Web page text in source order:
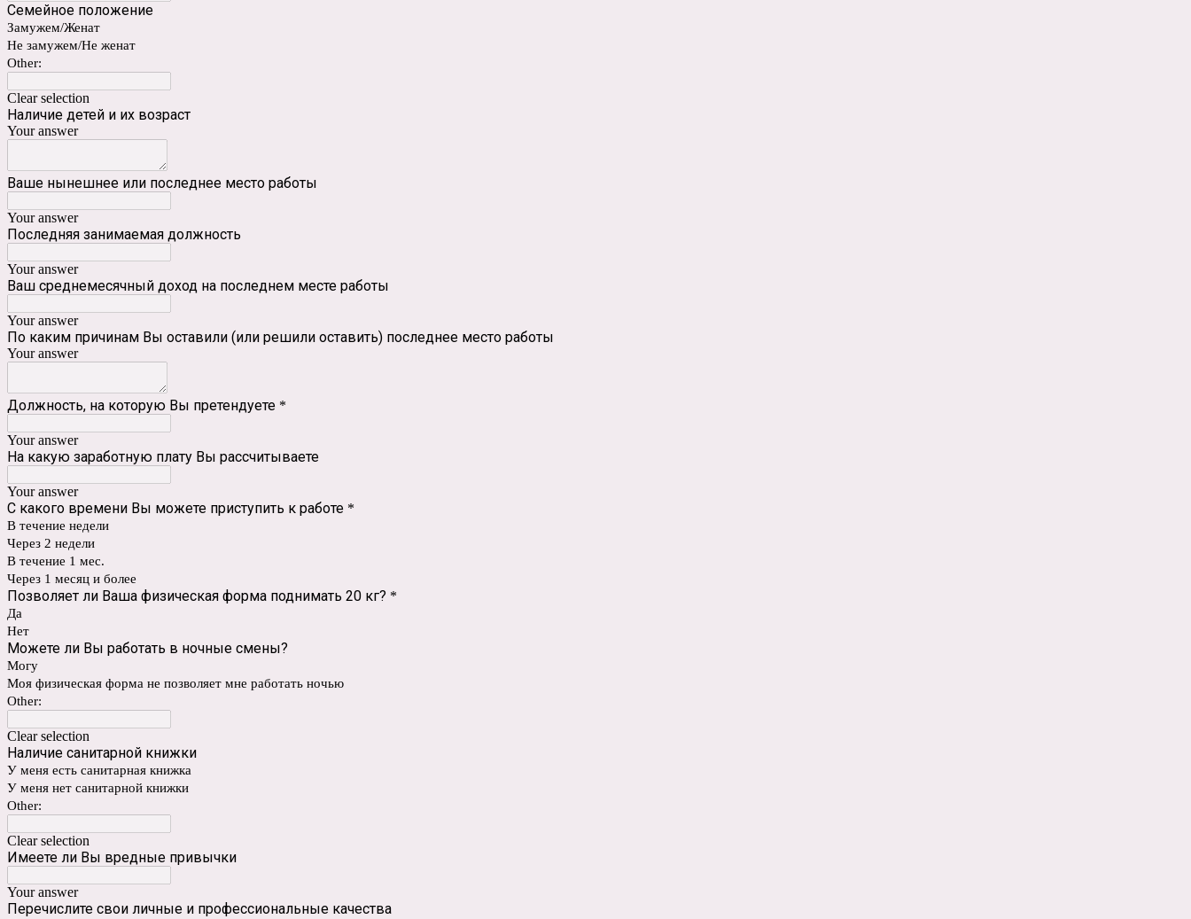
Семейное положение
Замужем/Женат
Не замужем/Не женат
Other:
Clear selection
Наличие детей и их возраст
Your answer
Ваше нынешнее или последнее место работы
Your answer
Последняя занимаемая должность
Your answer
Ваш среднемесячный доход на последнем месте работы
Your answer
По каким причинам Вы оставили (или решили оставить) последнее место работы
Your answer
Должность, на которую Вы претендуете *
Your answer
На какую заработную плату Вы рассчитываете
Your answer
С какого времени Вы можете приступить к работе *
В течение недели
Через 2 недели
В течение 1 мес.
Через 1 месяц и более
Позволяет ли Ваша физическая форма поднимать 20 кг? *
Да
Нет
Можете ли Вы работать в ночные смены?
Могу
Моя физическая форма не позволяет мне работать ночью
Other:
Clear selection
Наличие санитарной книжки
У меня есть санитарная книжка
У меня нет санитарной книжки
Other:
Clear selection
Имеете ли Вы вредные привычки
Your answer
Перечислите свои личные и профессиональные качества